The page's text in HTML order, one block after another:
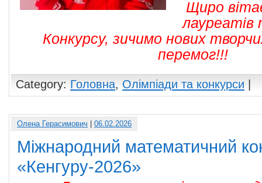
Щиро
лауреатів
Конкурсу, зичимо нових
перемог!!!
Category: Головна, Олімпіади та конкурси |
Олена Герасимович | 06.02.2026
Міжнародний математичний
«Кенгуру-2026»